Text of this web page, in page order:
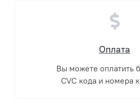
Оплата
Вы можете оплатить
CVC кода и номера